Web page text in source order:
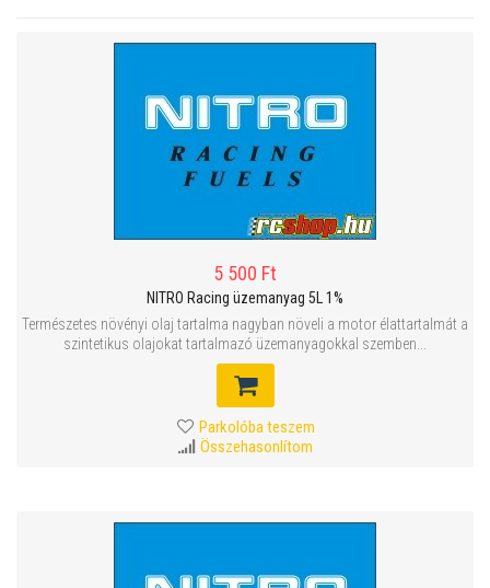
5 500 Ft
NITRO Racing üzemanyag 5L 1%
Természetes növényi olaj tartalma nagyban növeli a motor élattartalmát a
szintetikus olajokat tartalmazó üzemanyagokkal szemben...
Parkolóba teszem
Összehasonlítom